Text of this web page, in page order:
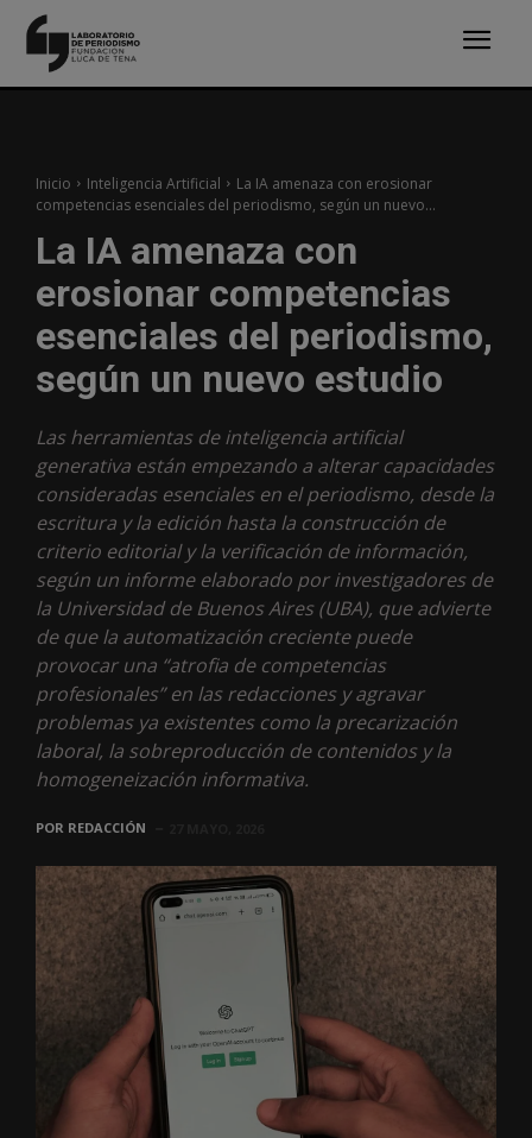
Inicio Inteligencia Artificial
La IA amenaza con erosionar
competencias esenciales del periodismo, según un nuevo...
La IA amenaza con
erosionar competencias
esenciales del periodismo,
según un nuevo estudio
Las herramientas de inteligencia artificial
generativa están empezando a alterar capacidades
consideradas esenciales en el periodismo, desde la
escritura y la edición hasta la construcción de
criterio editorial y la verificación de información,
según un informe elaborado por investigadores de
la Universidad de Buenos Aires (UBA), que advierte
de que la automatización creciente puede
provocar una “atrofia de competencias
profesionales” en las redacciones y agravar
problemas ya existentes como la precarización
laboral, la sobreproducción de contenidos y la
homogeneización informativa.
POR REDACCIÓN